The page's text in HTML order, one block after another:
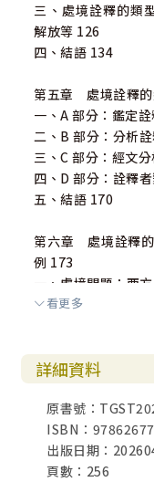
三、處境詮釋的類
解放等 126
四、結語 134
第五章 處境詮釋的
一、A 部分：鑑定
二、B 部分：分析
三、C 部分：經文
四、D 部分：詮釋
五、結語 170
第六章 處境詮釋的
例 173
一、處境問題：西
（一）個人中心的
四、符號學的文本
（一）以見證為意
（二）約翰與法利
（三）約翰的見證
五、結語 193
看更多
詳細資料
原書號：
ISBN：
出版日期：
頁數：256